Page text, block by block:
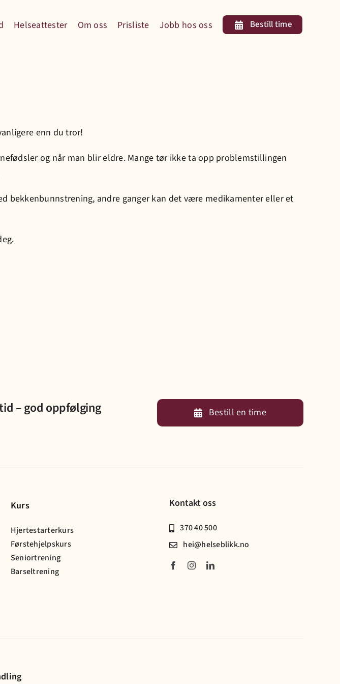
Helseattester Om oss Prisliste Jobb hos oss Bestill time
enn du tror!
og når man blir eldre. Mange tør ikke ta opp problemstillingen
bekkenbunnstrening, andre ganger kan det være medikamenter eller et
– god oppfølging Bestill en time
Kurs
Hjertestarterkurs
Førstehjelpskurs
Seniortrening
Barseltrening
Kontakt oss
370 40 500
hei@helseblikk.no